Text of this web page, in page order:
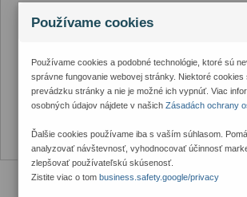
Používame cookies
Používame cookies a podobné technológie, ktoré sú
správne fungovanie webovej stránky. Niektoré cookies
prevádzku stránky a nie je možné ich vypnúť. Viac
osobných údajov nájdete v našichZásadách ochrany
Ďalšie cookies používame iba s vaším súhlasom.
analyzovať návštevnosť, vyhodnocovať účinnosť
zlepšovať používateľskú skúsenosť.
Zistite viac o tombusiness.safety.google/privacy